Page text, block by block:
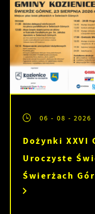
06 - 08 - 2026
Dożynki XXVI
Uroczyste
Świerżach